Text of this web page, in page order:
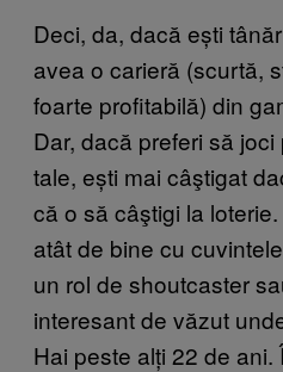
Deci, da, dacă ești
avea o carieră (scurtă,
foarte profitabilă) din
Dar, dacă preferi să
tale, ești mai câştigat
că o să câştigi la
atât de bine cu
un rol de shoutcaster
interesant de văzut
Hai peste alți 22 de ani.